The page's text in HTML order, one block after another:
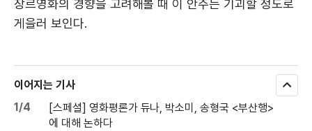
장르영화의 경향을 고려해볼 때 이 안주는 기괴할 정도로
게을러 보인다.
이어지는 기사
1/4
[스페셜] 영화평론가 듀나, 박소미, 송형국 <부산행>
에 대해 논하다
모